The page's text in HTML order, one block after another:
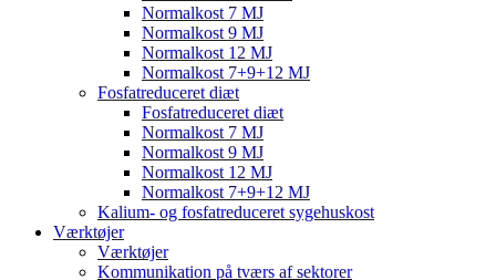
Normalkost 7 MJ
Normalkost 9 MJ
Normalkost 12 MJ
Normalkost 7+9+12 MJ
Fosfatreduceret diæt
Fosfatreduceret diæt
Normalkost 7 MJ
Normalkost 9 MJ
Normalkost 12 MJ
Normalkost 7+9+12 MJ
Kalium- og fosfatreduceret sygehuskost
Værktøjer
Værktøjer
Kommunikation på tværs af sektorer